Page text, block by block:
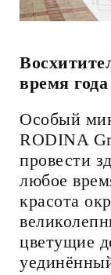
время года
Особый
RODINA
провести
любое
красота
цветущие